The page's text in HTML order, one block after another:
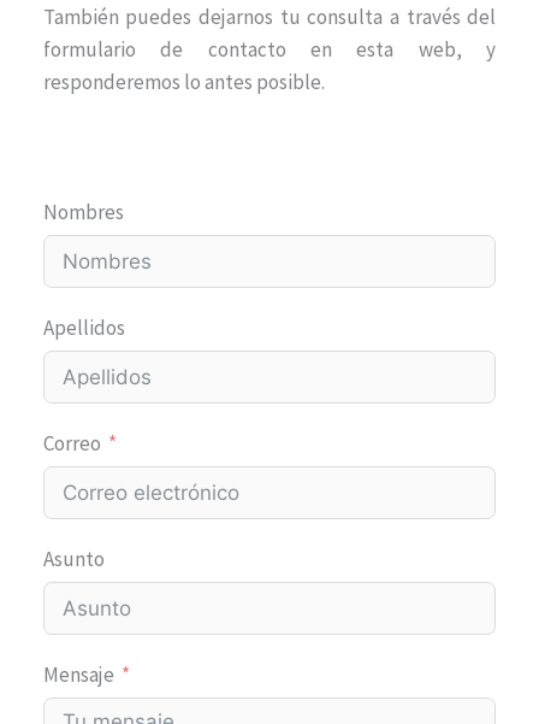
También puedes dejarnos tu consulta a través del
formulario de contacto en esta web, y
responderemos lo antes posible.
Nombres
Apellidos
Correo
Asunto
Mensaje